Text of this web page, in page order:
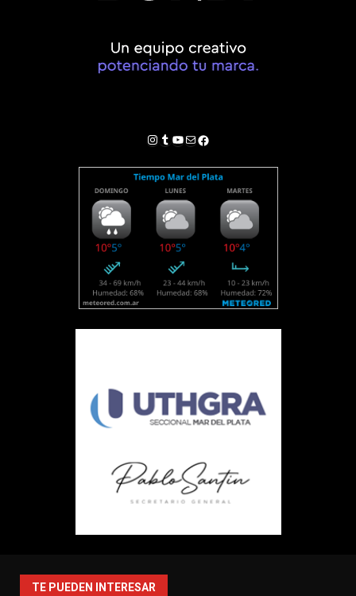
Instagram
Tumblr
YouTube
Correo electrónico
Facebook
TE PUEDEN INTERESAR